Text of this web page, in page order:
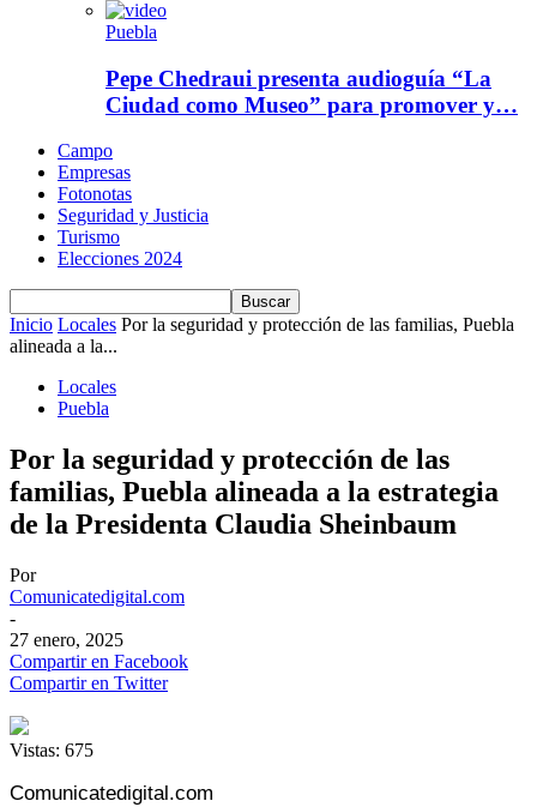
Puebla
Pepe Chedraui presenta audioguía “La
Ciudad como Museo” para promover y…
Campo
Empresas
Fotonotas
Seguridad y Justicia
Turismo
Elecciones 2024
Inicio Locales Por la seguridad y protección de las familias, Puebla
alineada a la...
Locales
Puebla
Por la seguridad y protección de las
familias, Puebla alineada a la estrategia
de la Presidenta Claudia Sheinbaum
Por
Comunicatedigital.com
-
27 enero, 2025
Compartir en Facebook
Compartir en Twitter
Vistas: 675
Comunicatedigital.com